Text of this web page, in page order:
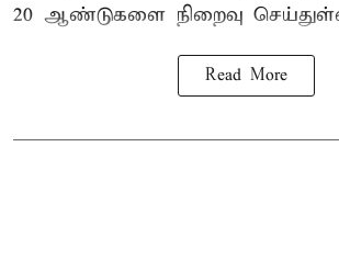
20 ஆண்டுகளை நிறைவு
Read More